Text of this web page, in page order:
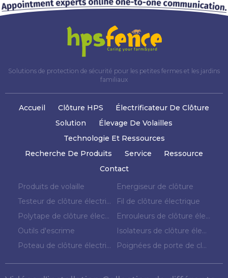
Solutions de protection de sécurité pour les petites fermes et les jardins
familiaux
Accueil Clôture HPS
Électrificateur De Clôture
Solution
Élevage De Volailles
Technologie Et Ressources
Recherche De Produits
Service
Ressource
Contact
Produits de volaille
Energiseur de clôture
Testeur de clôture électrique
Fil de clôture électrique
Polytape de clôture électrique
Enrouleurs de clôture électrique
Outils d'escrime
Isolateurs de clôture électrique
Poteau de clôture électrique
Poignées de porte de clôture électrique